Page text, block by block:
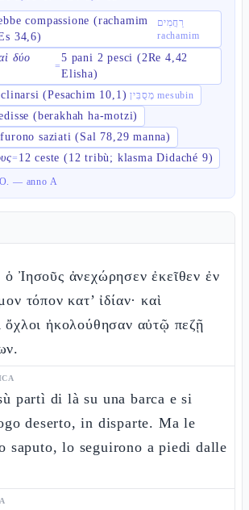
compassione (rachamim
34,6)
רַחֲמִים
rachamim
δύο
=
5 pani 2 pesci (2Re 4,42
Elisha)
(Pesachim 10,1) מְסֻבִּין mesubin
(berakhah ha-motzi)
furono saziati (Sal 78,29 manna)
= 12 ceste (12 tribù; klasma Didaché 9)
— anno A
Ἰησοῦς ἀνεχώρησεν ἐκεῖθεν ἐν
τόπον κατ’ ἰδίαν· καὶ
ὄχλοι ἠκολούθησαν αὐτῷ πεζῇ
partì di là su una barca e si
deserto, in disparte. Ma le
saputo, lo seguirono a piedi dalle